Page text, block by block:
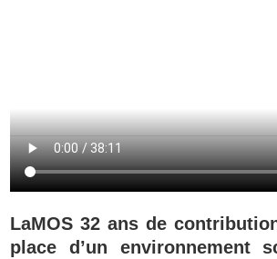
LaMOS 32 ans de
place d’un environnement